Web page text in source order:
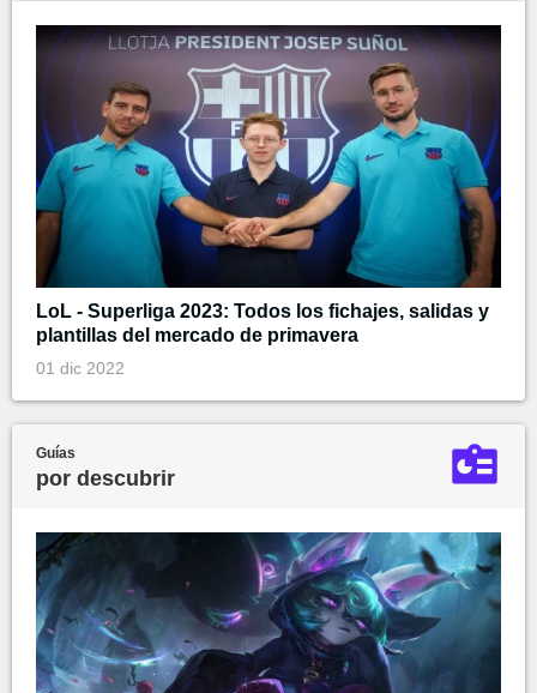
LoL - Superliga 2023: Todos los fichajes, salidas y
plantillas del mercado de primavera
01 dic 2022
Guías
por descubrir